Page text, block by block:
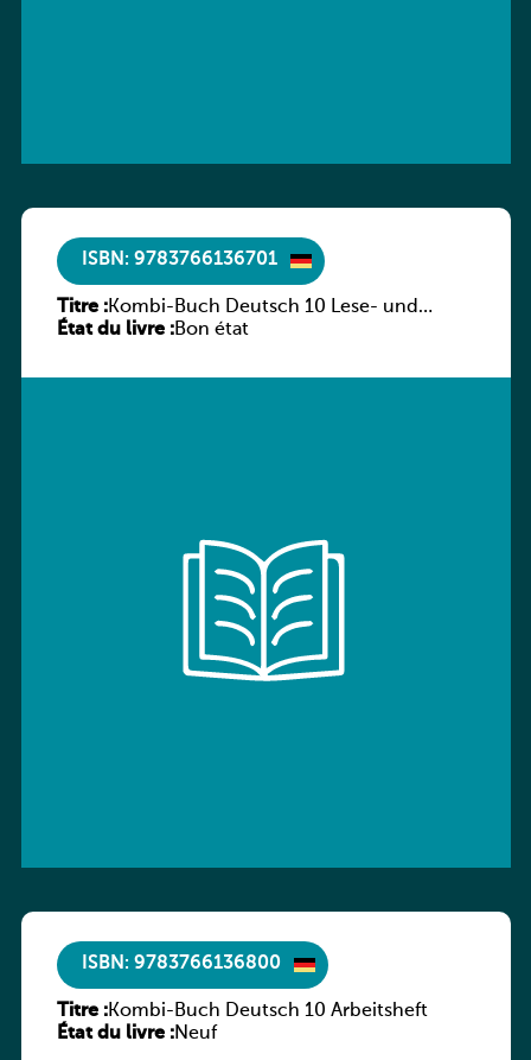
ISBN: 9783766136701
Titre :Kombi-Buch Deutsch 10 Lese- und
Sprachbuch
État du livre :Bon état
ISBN: 9783766136800
Titre :Kombi-Buch Deutsch 10 Arbeitsheft
État du livre :Neuf